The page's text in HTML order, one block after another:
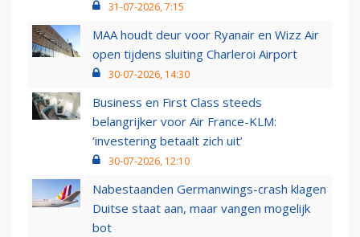
31-07-2026, 7:15
MAA houdt deur voor Ryanair en Wizz Air
open tijdens sluiting Charleroi Airport
30-07-2026, 14:30
Business en First Class steeds
belangrijker voor Air France-KLM:
‘investering betaalt zich uit’
30-07-2026, 12:10
Nabestaanden Germanwings-crash klagen
Duitse staat aan, maar vangen mogelijk
bot